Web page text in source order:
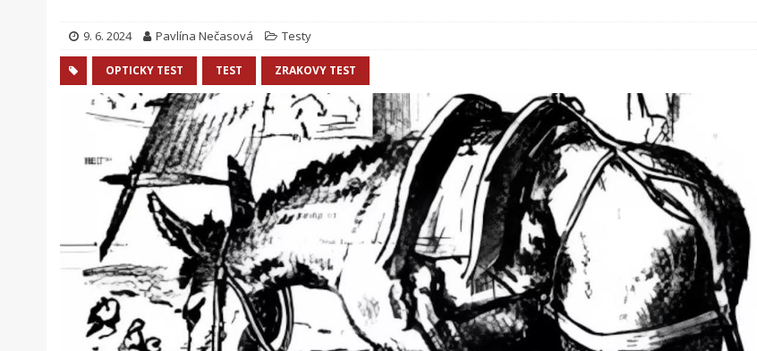
9. 6. 2024 Pavlína Nečasová Testy
OPTICKY TEST TEST ZRAKOVY TEST